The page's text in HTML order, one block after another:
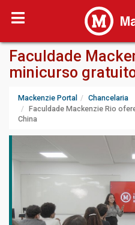
Faculdade
minicurso
Mackenzie Portal
Chancelaria
Faculdade Mackenzie Rio
China